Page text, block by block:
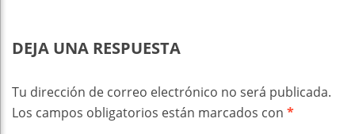
DEJA UNA RESPUESTA
Tu dirección de correo electrónico no será publicada.
Los campos obligatorios están marcados con *